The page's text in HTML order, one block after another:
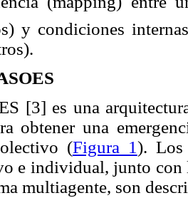
y condiciones
[3] es una
obtener una
(Figura 1). Los
e individual, junto con
multiagente, son